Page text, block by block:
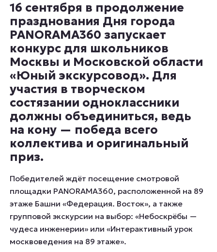
16 сентября в продолжение
празднования Дня города
PANORAMA360 запускает
конкурс для школьников
Москвы и Московской области
«Юный экскурсовод». Для
участия в творческом
состязании одноклассники
должны объединиться, ведь
на кону — победа всего
коллектива и оригинальный
приз.
Победителей ждёт посещение смотровой
площадки PANORAMA360, расположенной на 89
этаже Башни «Федерация. Восток», а также
групповой экскурсии на выбор: «Небоскрёбы —
чудеса инженерии» или «Интерактивный урок
москвоведения на 89 этаже».